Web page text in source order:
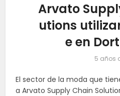
Arvato
utions
e en
5 años
El sector de la moda que
a Arvato Supply Chain